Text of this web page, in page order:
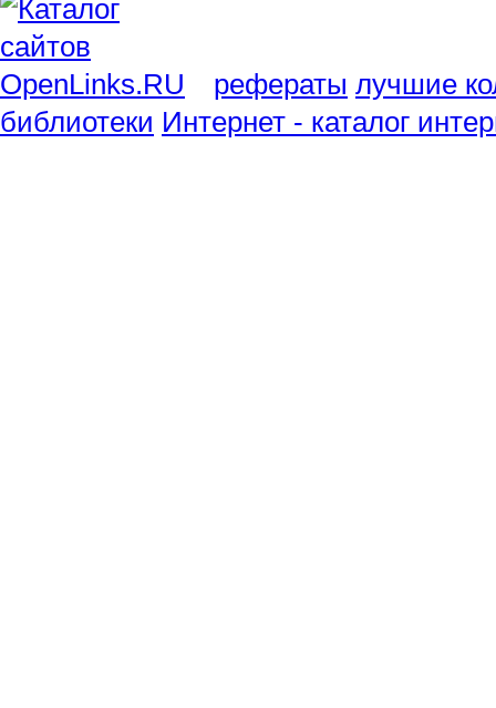
рефераты лучшие
библиотеки Интернет - каталог